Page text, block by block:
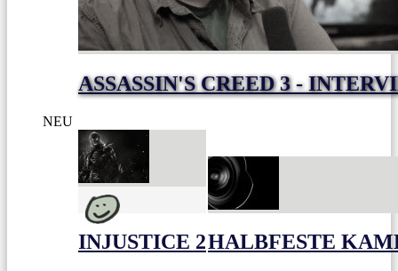
ASSASSIN'S CREED 3 -
NEU
INJUSTICE 2HALBFESTE